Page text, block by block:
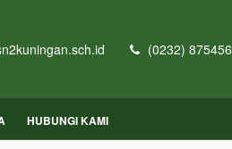
(0232) 875456
HUBUNGI KAMI